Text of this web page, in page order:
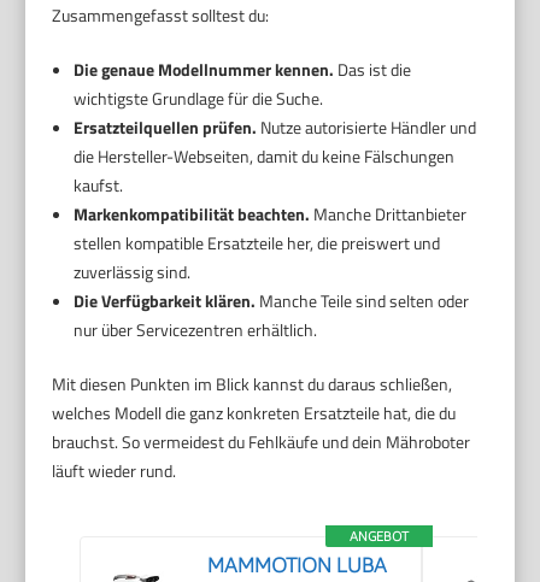
Zusammengefasst solltest du:
Die genaue Modellnummer kennen. Das ist die
wichtigste Grundlage für die Suche.
Ersatzteilquellen prüfen. Nutze autorisierte Händler und
die Hersteller-Webseiten, damit du keine Fälschungen
kaufst.
Markenkompatibilität beachten. Manche Drittanbieter
stellen kompatible Ersatzteile her, die preiswert und
zuverlässig sind.
Die Verfügbarkeit klären. Manche Teile sind selten oder
nur über Servicezentren erhältlich.
Mit diesen Punkten im Blick kannst du daraus schließen,
welches Modell die ganz konkreten Ersatzteile hat, die du
brauchst. So vermeidest du Fehlkäufe und dein Mähroboter
läuft wieder rund.
ANGEBOT
MAMMOTION LUBA